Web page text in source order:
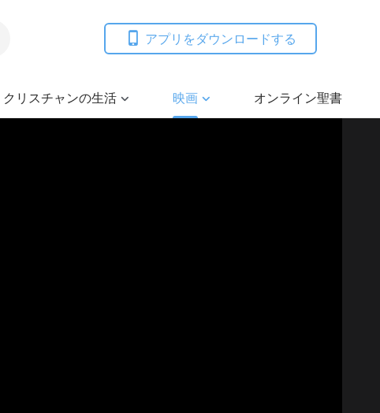
アプリをダウンロードする
クリスチャンの生活 映画 オンライン聖書